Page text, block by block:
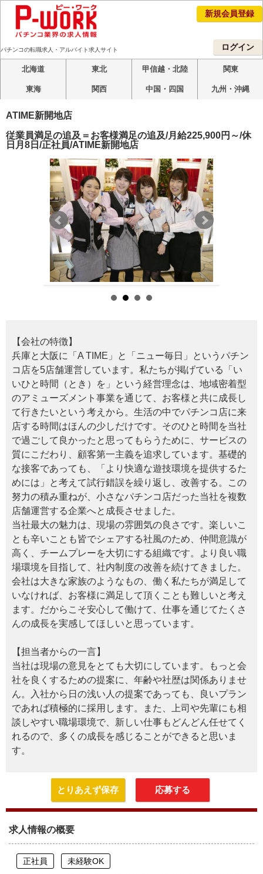
新規会員登録
ログイン
パチンコの転職求人・アルバイト求人サイト
北海道 東北 甲信越・北陸 関東
東海 関西 中国・四国 九州・沖縄
ATIME新開地店
従業員満足の追及＝お客様満足の追及/月給225,900円～/休
日月8日/正社員/ATIME新開地店
【会社の特徴】
兵庫と大阪に「A TIME」と「ニュー毎日」というパチン
コ店を5店舗運営しています。私たちが掲げている「い
いひと時間（とき）を」という経営理念は、地域密着型
のアミューズメント事業を通じて、お客様と共に成長し
て行きたいという考えから。生活の中でパチンコ店に来
店する時間はほんの少しだけです。そのひと時間を当社
で過ごして良かったと思ってもらうために、サービスの
質にこだわり、顧客第一主義を追求しています。基礎的
な接客であっても、「より快適な遊技環境を提供するた
めには」と考えて試行錯誤を繰り返し、改善する。この
努力の積み重ねが、小さなパチンコ店だった当社を複数
店舗運営する企業へと成長させました。
当社最大の魅力は、現場の雰囲気の良さです。楽しいこ
とも辛いことも皆でシェアする社風のため、仲間意識が
高く、チームプレーを大切にする組織です。より良い職
場環境を目指して、社内制度の改善を続けてきました。
会社は大きな家族のようなもの、働く私たちが満足して
いなければ、お客様に満足して頂くことも難しいと考え
ます。だからこそ安心して働けて、仕事を通じてたくさ
んの成長を実感してほしいと思っています。
【担当者からの一言】
当社は現場の意見をとても大切にしています。もっと会
社を良くするための提案に、年齢や社歴は関係ありませ
ん。入社から日の浅い人の提案であっても、良いプラン
であれば積極的に採用します。また、上司や先輩にも相
談しやすい職場環境で、新しい仕事もどんどん任せてく
れるので、多くの成長を感じることができると思いま
す。
とりあえず保存 応募する
求人情報の概要
正社員 未経験OK